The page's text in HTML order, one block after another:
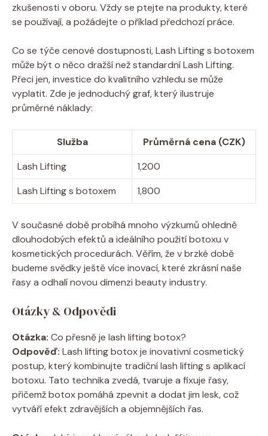
zkušenosti v oboru. Vždy se ptejte na produkty, které
se používají, a požádejte o příklad předchozí práce.
Co se týče cenové dostupnosti, Lash Lifting s botoxem
může být o něco dražší než standardní Lash Lifting.
Přeci jen, investice do kvalitního vzhledu se může
vyplatit. Zde je jednoduchý graf, který ilustruje
průměrné náklady:
Služba
Průměrná cena (CZK)
Lash Lifting
1,200
Lash Lifting s botoxem
1,800
V současné době probíhá mnoho výzkumů ohledně
dlouhodobých efektů a ideálního použití botoxu v
kosmetických procedurách. Věřím, že v brzké době
budeme svědky ještě více inovací, které zkrásní naše
řasy a odhalí novou dimenzi beauty industry.
Otázky & Odpovědi
Otázka: Co přesně je lash lifting botox?
Odpověď: Lash lifting botox je inovativní cosmetický
postup, který kombinujte tradiční lash lifting s aplikací
botoxu. Tato technika zvedá, tvaruje a fixuje řasy,
přičemž botox pomáhá zpevnit a dodat jim lesk, což
vytváří efekt zdravějších a objemnějších řas.